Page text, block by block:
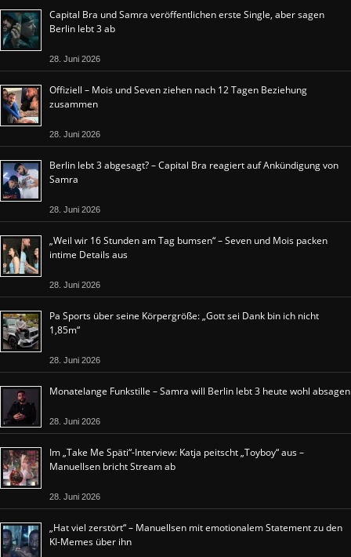
Capital Bra und Samra veröffentlichen erste Single, aber sagen
Berlin lebt 3 ab
28. Juni 2026
Offiziell – Mois und Seven ziehen nach 12 Tagen Beziehung
zusammen
28. Juni 2026
Berlin lebt 3 abgesagt? – Capital Bra reagiert auf Ankündigung von
Samra
28. Juni 2026
„Weil wir 16 Stunden am Tag bumsen“ – Seven und Mois packen
intime Details aus
28. Juni 2026
Pa Sports über seine Körpergröße: „Gott sei Dank bin ich nicht
1,85m“
28. Juni 2026
Monatelange Funkstille – Samra will Berlin lebt 3 heute wohl absagen
28. Juni 2026
Im „Take Me Späti“-Interview: Katja peitscht „Toyboy“ aus –
Manuellsen bricht Stream ab
28. Juni 2026
„Hat viel zerstört“ – Manuellsen mit emotionalem Statement zu den
KI-Memes über ihn